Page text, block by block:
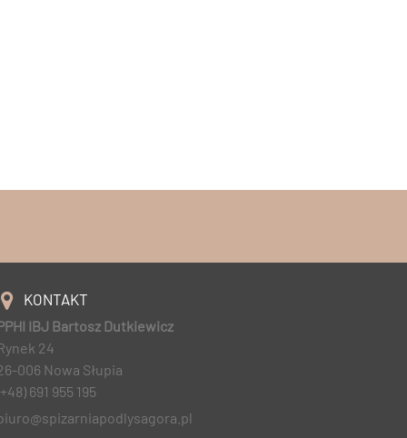
KONTAKT
IBJ Bartosz Dutkiewicz
24
006 Nowa Słupia
691 955 195